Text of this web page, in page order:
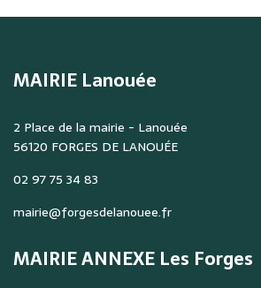
MAIRIE Lanouée
2 Place de la mairie - Lanouée
56120 FORGES DE LANOUÉE
02 97 75 34 83
mairie@forgesdelanouee.fr
MAIRIE ANNEXE Les Forges